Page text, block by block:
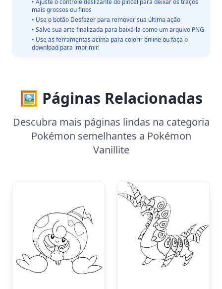
• Ajuste o controle deslizante do pincel para deixar os traços
mais grossos ou finos
• Use o botão Desfazer para remover sua última ação
• Salve sua arte finalizada para baixá-la como um arquivo PNG
• Use as ferramentas acima para colorir online ou faça o
download para imprimir!
🖼️ Páginas Relacionadas
Descubra mais páginas lindas na categoria
Pokémon semelhantes a Pokémon
Vanillite